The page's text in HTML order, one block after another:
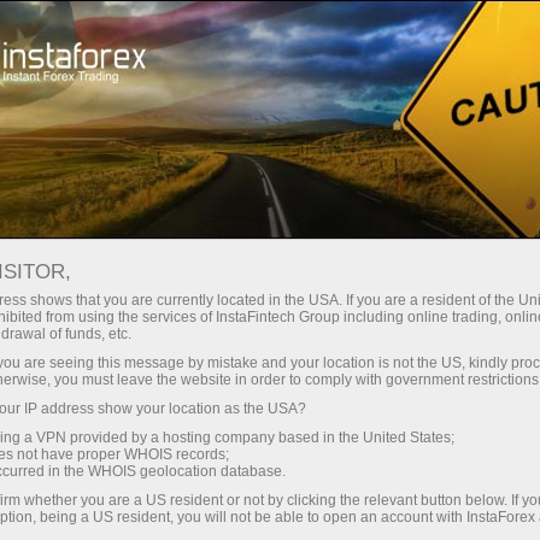
С InstaForex вы получаете
конкурентным возможностям:
кредитное плечо до 1:5000, одни
из лучших спредов и комиссий
на рынке, а также
привлекательные условия для
торговли акциями и индексами
Минимальные
Бонус 30%
на каждый депозит
Скорость
в трейдинге и на трассе
shows that you are currently located in the USA. If you are a resident of the
from using the services of InstaFintech Group including online trading,
of funds, etc.
are seeing this message by mistake and your location is not the US, kindly
you must leave the website in order to comply with government
IP address show your location as the USA?
a VPN provided by a hosting company based in the United States;
not have proper WHOIS records;
in the WHOIS geolocation database.
whether you are a US resident or not by clicking the relevant button below. If
being a US resident, you will not be able to open an account with InstaForex